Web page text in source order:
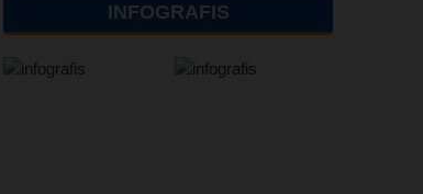
INFOGRAFIS